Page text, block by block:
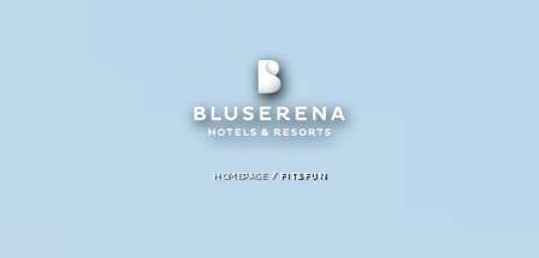
HOMEPAGE / FIT&FUN